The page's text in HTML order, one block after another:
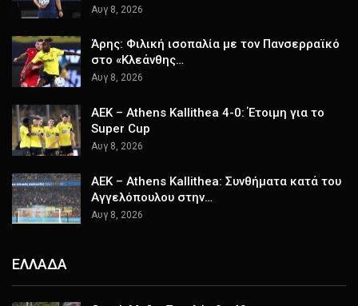
Αυγ 8, 2026
Άρης: Φιλική ισοπαλία με τον Πανσερραϊκό
στο «Κλεάνθης…
Αυγ 8, 2026
ΑΕΚ – Athens Kallithea 4-0: Έτοιμη για το
Super Cup
Αυγ 8, 2026
ΑΕΚ – Athens Kallithea: Συνθήματα κατά του
Αγγελόπουλου στην…
Αυγ 8, 2026
ΕΛΛΑΔΑ